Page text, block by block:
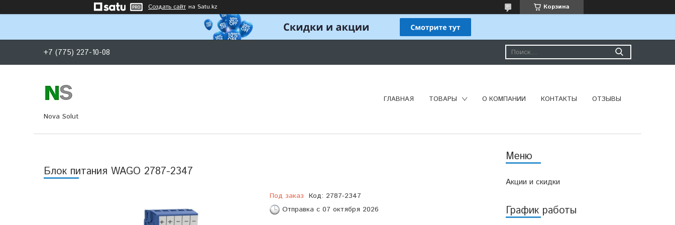
Создать сайт на Satu.kz Корзина
+7 (775) 227-10-08
Nova Solut
ГЛАВНАЯ ТОВАРЫ О КОМПАНИИ КОНТАКТЫ ОТЗЫВЫ
Акции и скидки
График работы
Блок питания WAGO 2787-2347
Под заказ Код: 2787-2347
Отправка с 07 октября 2026